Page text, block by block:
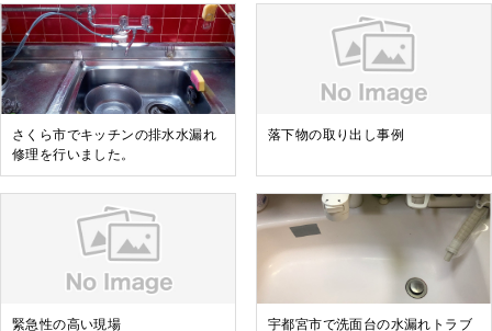
さくら市でキッチンの排水水漏れ
修理を行いました。
落下物の取り出し事例
緊急性の高い現場 宇都宮市で洗面台の水漏れトラブ